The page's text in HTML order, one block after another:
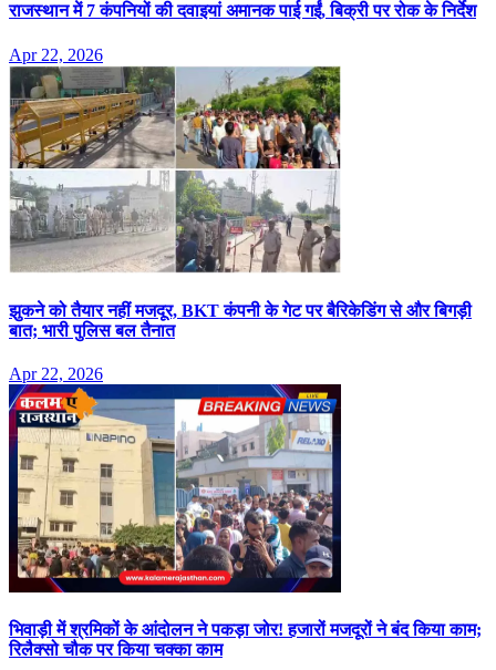
राजस्थान में 7 कंपनियों की दवाइयां अमानक पाई गईं, बिक्री पर रोक के निर्देश
Apr 22, 2026
झुकने को तैयार नहीं मजदूर, BKT कंपनी के गेट पर बैरिकेडिंग से और बिगड़ी
बात; भारी पुलिस बल तैनात
Apr 22, 2026
भिवाड़ी में श्रमिकों के आंदोलन ने पकड़ा जोर! हजारों मजदूरों ने बंद किया काम;
रिलैक्सो चौक पर किया चक्का काम